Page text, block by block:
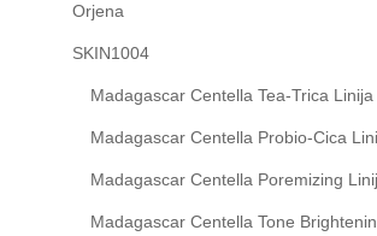
Orjena
SKIN1004
Madagascar Centella Tea-Trica Linija
Madagascar Centella Probio-Cica
Madagascar Centella Poremizing
Madagascar Centella Tone